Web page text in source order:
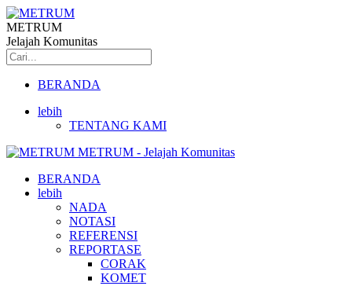
METRUM
Jelajah Komunitas
BERANDA
lebih
TENTANG KAMI
METRUM - Jelajah Komunitas
BERANDA
lebih
NADA
NOTASI
REFERENSI
REPORTASE
CORAK
KOMET